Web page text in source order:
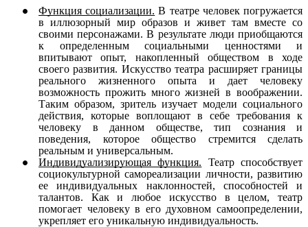
Функция социализации. В театре человек погружается
в иллюзорный мир образов и живет там вместе со
своими персонажами. В результате люди приобщаются
к определенным социальными ценностями и
впитывают опыт, накопленный обществом в ходе
своего развития. Искусство театра расширяет границы
реального жизненного опыта и дает человеку
возможность прожить много жизней в воображении.
Таким образом, зритель изучает модели социального
действия, которые воплощают в себе требования к
человеку в данном обществе, тип сознания и
поведения, которое общество стремится сделать
реальным и универсальным.
Индивидуализирующая функция. Театр способствует
социокультурной самореализации личности, развитию
ее индивидуальных наклонностей, способностей и
талантов. Как и любое искусство в целом, театр
помогает человеку в его духовном самоопределении,
укрепляет его уникальную индивидуальность.